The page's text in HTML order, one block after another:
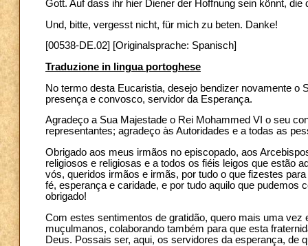
Gott. Auf dass ihr hier Diener der Hoffnung sein könnt, die
Und, bitte, vergesst nicht, für mich zu beten. Danke!
[00538-DE.02] [Originalsprache: Spanisch]
Traduzione in lingua portoghese
No termo desta Eucaristia, desejo bendizer novamente o
presença e convosco, servidor da Esperança.
Agradeço a Sua Majestade o Rei Mohammed VI o seu
representantes; agradeço às Autoridades e a todas as
Obrigado aos meus irmãos no episcopado, aos
religiosos e religiosas e a todos os fiéis leigos que estão
vós, queridos irmãos e irmãs, por tudo o que fizestes
fé, esperança e caridade, e por tudo aquilo que
obrigado!
Com estes sentimentos de gratidão, quero mais uma
muçulmanos, colaborando também para que esta
Deus. Possais ser, aqui, os servidores da esperança, de